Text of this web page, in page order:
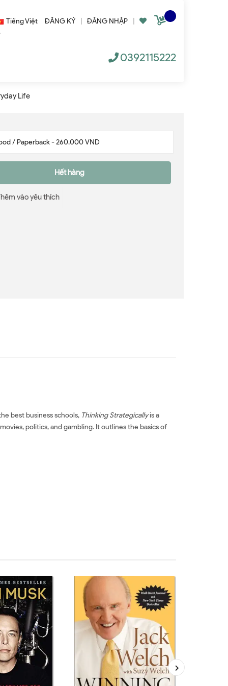
ĐĂNG KÝ ĐĂNG NHẬP
Tiếng Việt
0392115222
Life
Hết hàng
vào yêu thích
best business schools, Thinking Strategicallyis a
politics, and gambling. It outlines the basics of